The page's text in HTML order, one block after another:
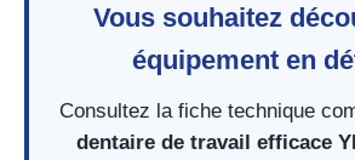
Vous souhaitez
équipement en
Consultez la fiche technique
dentaire de travail efficace